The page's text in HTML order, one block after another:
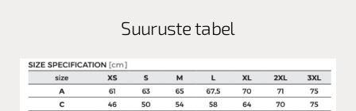
Suuruste tabel